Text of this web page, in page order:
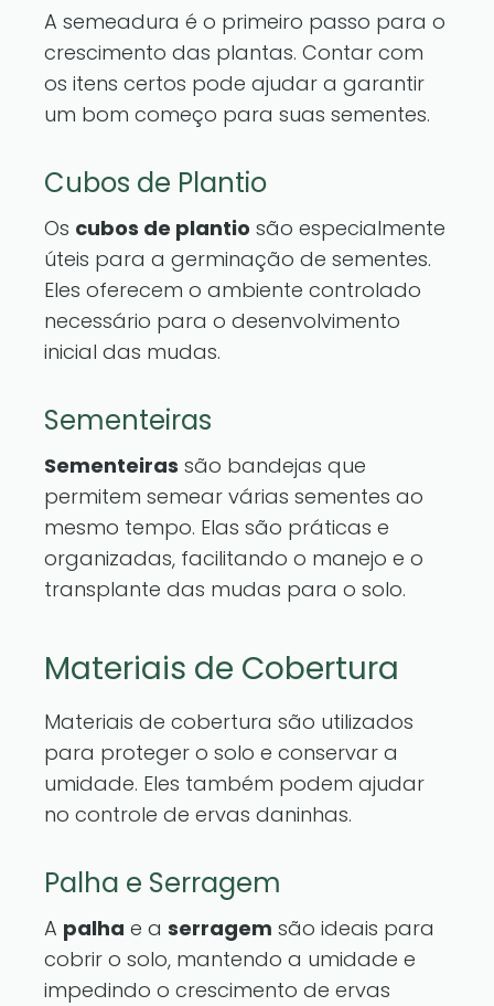
A semeadura é o primeiro passo para o
crescimento das plantas. Contar com
os itens certos pode ajudar a garantir
um bom começo para suas sementes.
Cubos de Plantio
Os cubos de plantio são especialmente
úteis para a germinação de sementes.
Eles oferecem o ambiente controlado
necessário para o desenvolvimento
inicial das mudas.
Sementeiras
Sementeiras são bandejas que
permitem semear várias sementes ao
mesmo tempo. Elas são práticas e
organizadas, facilitando o manejo e o
transplante das mudas para o solo.
Materiais de Cobertura
Materiais de cobertura são utilizados
para proteger o solo e conservar a
umidade. Eles também podem ajudar
no controle de ervas daninhas.
Palha e Serragem
A palha e a serragem são ideais para
cobrir o solo, mantendo a umidade e
impedindo o crescimento de ervas